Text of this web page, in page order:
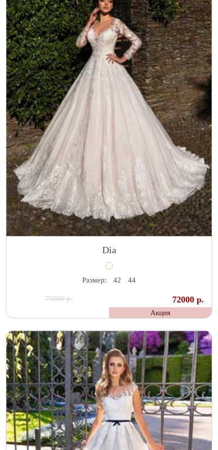
Dia
Размер: 42 44
75000 р. 72000 р.
Акция